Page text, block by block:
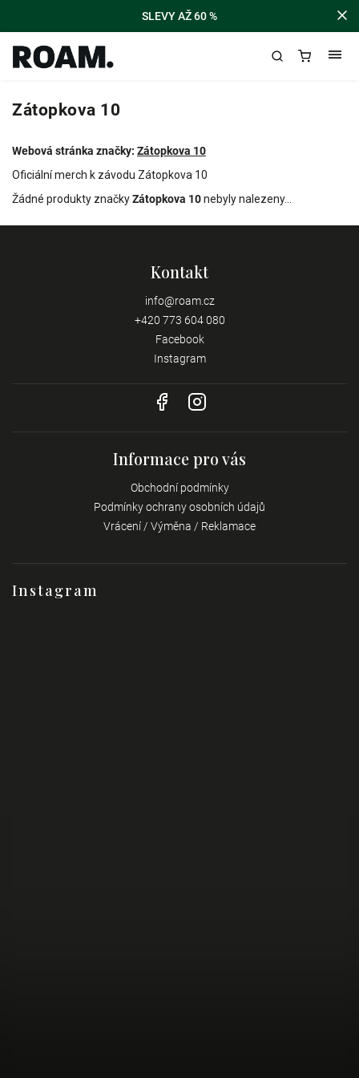
SLEVY AŽ 60 %
Zátopkova 10
Webová stránka značky: Zátopkova 10
Oficiální merch k závodu Zátopkova 10
Žádné produkty značkyZátopkova 10nebyly nalezeny...
Instagram
Kontakt
info@roam.cz
+420 773 604 080
Facebook
Instagram
Informace pro vás
Obchodní podmínky
Podmínky ochrany osobních údajů
Vrácení / Výměna / Reklamace